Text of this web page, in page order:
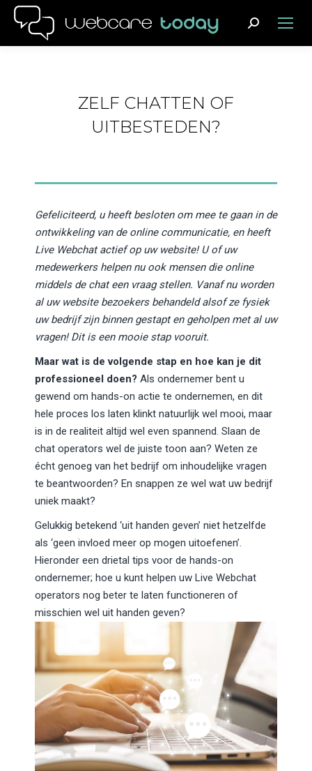
Search:
ZELF CHATTEN OF
UITBESTEDEN?
Gefeliciteerd, u heeft besloten om mee te gaan in de
ontwikkeling van de online communicatie, en heeft
Live Webchat actief op uw website! U of uw
medewerkers helpen nu ook mensen die online
middels de chat een vraag stellen. Vanaf nu worden
al uw website bezoekers behandeld alsof ze fysiek
uw bedrijf zijn binnen gestapt en geholpen met al uw
vragen! Dit is een mooie stap vooruit.
Maar wat is de volgende stap en hoe kan je dit
professioneel doen? Als ondernemer bent u
gewend om hands-on actie te ondernemen, en dit
hele proces los laten klinkt natuurlijk wel mooi, maar
is in de realiteit altijd wel even spannend. Slaan de
chat operators wel de juiste toon aan? Weten ze
écht genoeg van het bedrijf om inhoudelijke vragen
te beantwoorden? En snappen ze wel wat uw bedrijf
uniek maakt?
Gelukkig betekend ‘uit handen geven’ niet hetzelfde
als ‘geen invloed meer op mogen uitoefenen’.
Hieronder een drietal tips voor de hands-on
ondernemer; hoe u kunt helpen uw Live Webchat
operators nog beter te laten functioneren of
misschien wel uit handen geven?